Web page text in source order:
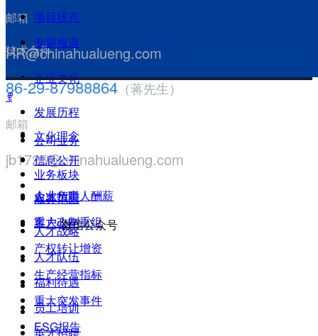
邮箱
HR@chinahualueng.com
技术合作
86-29-87988864 （蒋先生）
邮箱
jb1725@chinahualueng.com
项目状态
专题报道
公司业务
业务板块
服务范围
客户心声
企业文化
发展历程
文化理念
人才招聘
人才战略
人才队伍
福利待遇
员工培训
信息公开
企业负责人酬薪
重大改制重组
产权转让增资
生产经营指标
重大突发事件
ESG报告
ꁸ
微信公众号